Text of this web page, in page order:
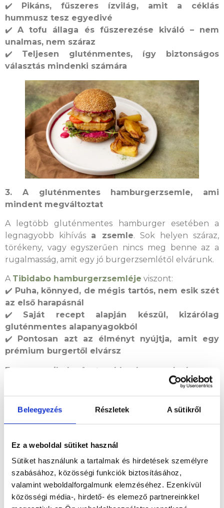
Beleegyezés Részletek A sütikről
Ez a weboldal sütiket használ
Sütiket használunk a tartalmak és hirdetések személyre
szabásához, közösségi funkciók biztosításához,
valamint weboldalforgalmunk elemzéséhez. Ezenkívül
közösségi média-, hirdető- és elemező partnereinkkel
✔️ Pikáns, fűszeres ízvilág, amit a céklás
hummusz tesz egyedivé
✔️A tofu állaga és fűszerezése kiváló – nem
unalmas, nem száraz
✔️ Teljesen gluténmentes, így biztonságos
választás mindenki számára
3. A gluténmentes hamburgerzsemle, ami
mindent megváltoztat
A legtöbb gluténmentes hamburger esetében a
legnagyobb kihívás a zsemle. Sok helyen száraz,
törékeny, vagy egyszerűen nincs meg benne az a
rugalmasság, amit egy jó burgerzsemlétől elvárunk.
A Tibidabo hamburgerzsemléje viszont:
✔️ Puha, könnyed, de mégis tartós, nem esik szét
az első harapásnál
✔️ Saját recept alapján készül, kizárólag
gluténmentes alapanyagokból
✔️
Pontosan azt az élményt nyújtja, amit egy
prémium burgertől elvársz
Ez az egyik legfontosabb oka annak, hogy a
Tibidabo hamburgerei kiemelkednek a többi
közül!De ezen felül természtesen még 100 okot fel
tudunk sorolni, gyere és próbáld ki! Teszteld és
Már a kezedben szétesik, mert annyira jó és cuccos és
4. Miért a Tibidabo a legjobb választás, ha
gluténmentes hamburgert keresel?
Budapesten keresed a legjobb gluténmentes